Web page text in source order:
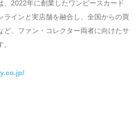
、2022年に創業したワンピースカード
ラインと実店舗を融合し、全国からの買
ど、ファン・コレクター両者に向けたサ